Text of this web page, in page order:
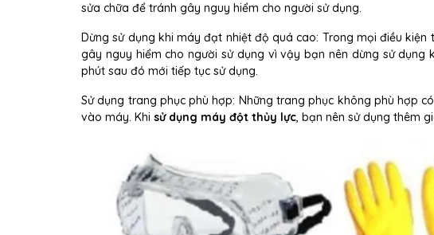
sửa chữa để tránh gây nguy hiểm cho người sử dụng.
Dừng sử dụng khi máy đạt nhiệt độ quá cao: Trong mọi điều kiện
gây nguy hiểm cho người sử dụng vì vậy bạn nên dừng sử
phút sau đó mới tiếp tục sử dụng.
Sử dụng trang phục phù hợp: Những trang phục không phù hợp
vào máy. Khi sử dụng máy đột thủy lực, bạn nên sử dụng thêm